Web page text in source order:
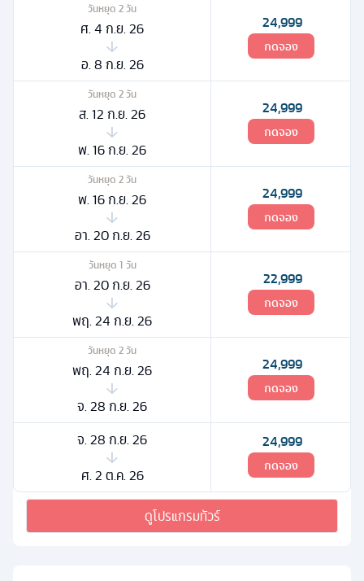
วันหยุด 2วัน
ศ. 4 ก.ย. 26
อ. 8 ก.ย. 26
24,999
กดจอง
วันหยุด 2วัน
ส. 12 ก.ย. 26
พ. 16 ก.ย. 26
24,999
กดจอง
วันหยุด 2วัน
พ. 16 ก.ย. 26
อา. 20 ก.ย. 26
24,999
กดจอง
วันหยุด 1 วัน
อา. 20 ก.ย. 26
พฤ. 24 ก.ย. 26
22,999
กดจอง
วันหยุด 2วัน
พฤ. 24 ก.ย. 26
จ. 28 ก.ย. 26
24,999
กดจอง
จ. 28 ก.ย. 26
ศ. 2 ต.ค. 26
24,999
กดจอง
ดูโปรแกรมทัวร์